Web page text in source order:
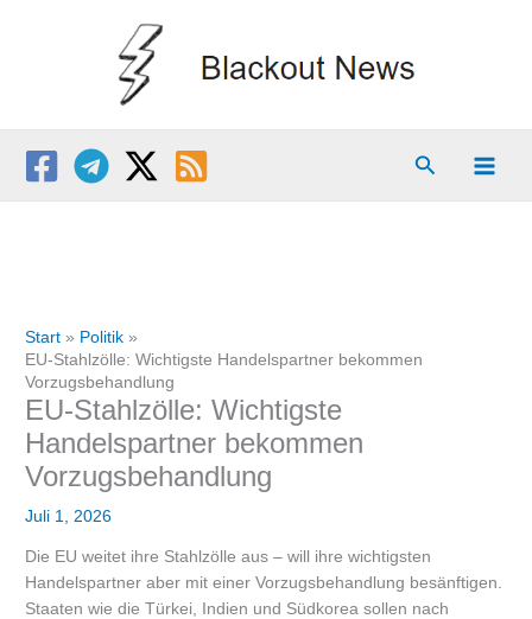
Suchen
Start
Politik
EU-Stahlzölle: Wichtigste Handelspartner bekommen
Vorzugsbehandlung
EU-Stahlzölle: Wichtigste
Handelspartner bekommen
Vorzugsbehandlung
Juli 1, 2026
Die EU weitet ihre Stahlzölle aus – will ihre wichtigsten
Handelspartner aber mit einer Vorzugsbehandlung besänftigen.
Staaten wie die Türkei, Indien und Südkorea sollen nach